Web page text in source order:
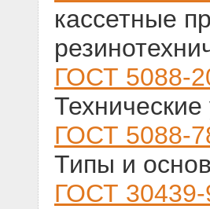
кассетные
ГОСТ 5088-
Технические
ГОСТ 5088-
Типы и
ГОСТ 30439-